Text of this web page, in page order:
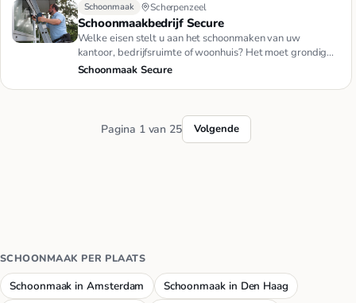
Schoonmaak Scherpenzeel
Schoonmaakbedrijf Secure
Welke eisen stelt u aan het schoonmaken van uw
kantoor, bedrijfsruimte of woonhuis? Het moet grondig
gebeuren, minutieus…
Schoonmaak Secure
Pagina 1 van 25 Volgende
SCHOONMAAK PER PLAATS
Schoonmaak in Amsterdam
Schoonmaak in Den Haag